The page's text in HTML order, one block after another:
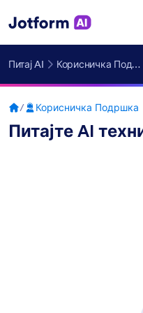
Питај AI Корисничка Подршка
/ Корисничка Подршка
Питајте AI